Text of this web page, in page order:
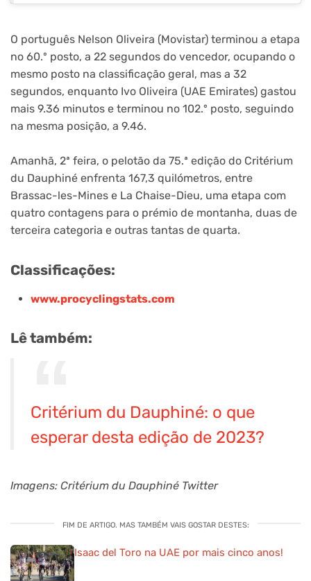
O português Nelson Oliveira (Movistar) terminou a etapa
no 60.º posto, a 22 segundos do vencedor, ocupando o
mesmo posto na classificação geral, mas a 32
segundos, enquanto Ivo Oliveira (UAE Emirates) gastou
mais 9.36 minutos e terminou no 102.º posto, seguindo
na mesma posição, a 9.46.
Amanhã, 2ª feira, o pelotão da 75.ª edição do Critérium
du Dauphiné enfrenta 167,3 quilómetros, entre
Brassac-les-Mines e La Chaise-Dieu, uma etapa com
quatro contagens para o prémio de montanha, duas de
terceira categoria e outras tantas de quarta.
Classificações:
www.procyclingstats.com
Lê também:
Critérium du Dauphiné: o que
esperar desta edição de 2023?
Imagens: Critérium du Dauphiné Twitter
FIM DE ARTIGO. MAS TAMBÉM VAIS GOSTAR DESTES:
Isaac del Toro na UAE por mais cinco anos!